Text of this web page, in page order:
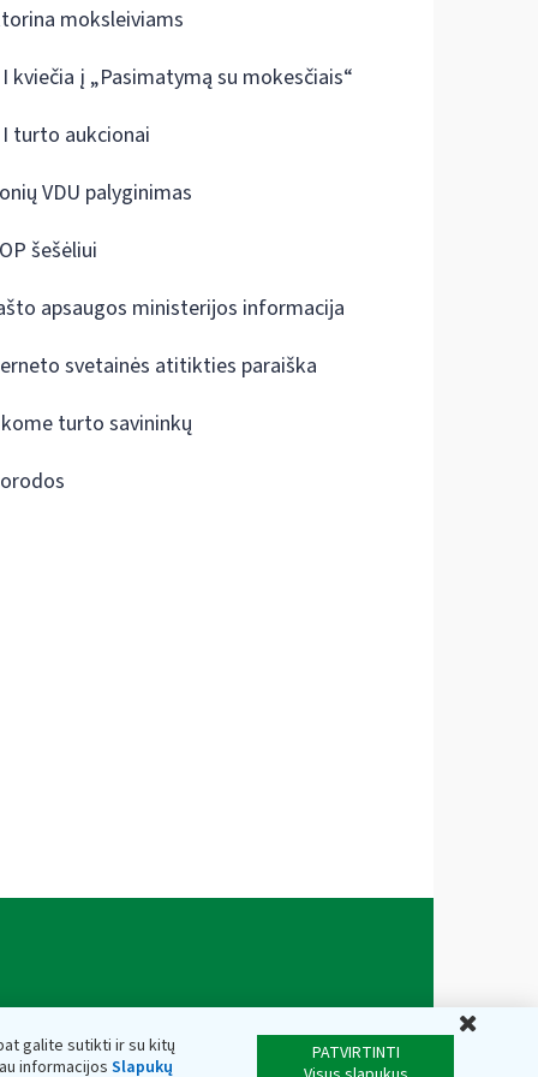
galite sutikti ir su kitų
informacijos Slapukų
PATVIRTINTI
moksleiviams
kviečia į „Pasimatymą su mokesčiais“
turto aukcionai
VDU palyginimas
šešėliui
apsaugos ministerijos informacija
svetainės atitikties paraiška
turto savininkų